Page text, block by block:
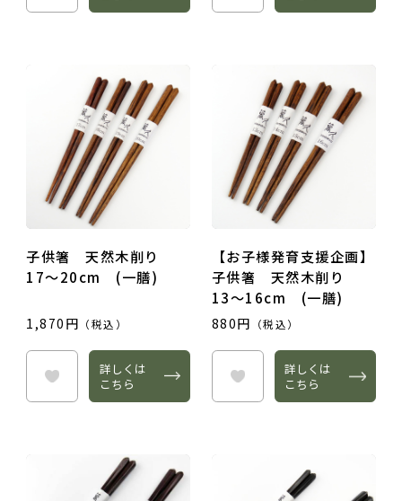
子供箸 天然木削り
17～20cm (一膳)
1,870円 （税込）
詳しくは
こちら
【お子様発育支援企画】
子供箸 天然木削り
13～16cm (一膳)
880円 （税込）
詳しくは
こちら